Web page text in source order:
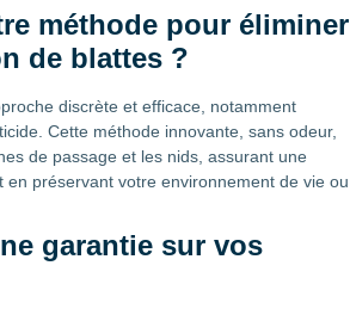
méthode pour éliminer
de blattes ?
discrète et efficace, notamment
Cette méthode innovante, sans odeur,
de passage et les nids, assurant une
en préservant votre environnement de vie ou
garantie sur vos